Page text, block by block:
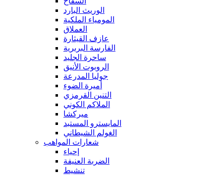
الوريث البارد
المومياء الملكية
العملاق
عازف القيثارة
الفارسة البربرية
ساحرة الجليد
الروبوت الأنيق
جوليا المدرعة
أميرة الضوء
التنين القرمزي
الملاكم الكوني
ميركشا
المايسترو المستبد
الغولم الشيطاني
شعارات المواهب
إحياء
الضربة العنيفة
تنشيط